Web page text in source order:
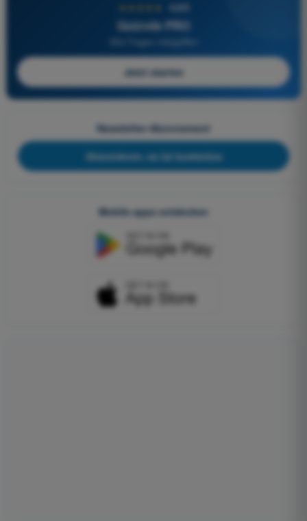
4,6/5
Quizvds PRO
Alle Fragen inbegriffen
Jetzt starten
Newsletter-Abonnement
Abonnieren, es ist kostenlos
Mobile apps entdecken